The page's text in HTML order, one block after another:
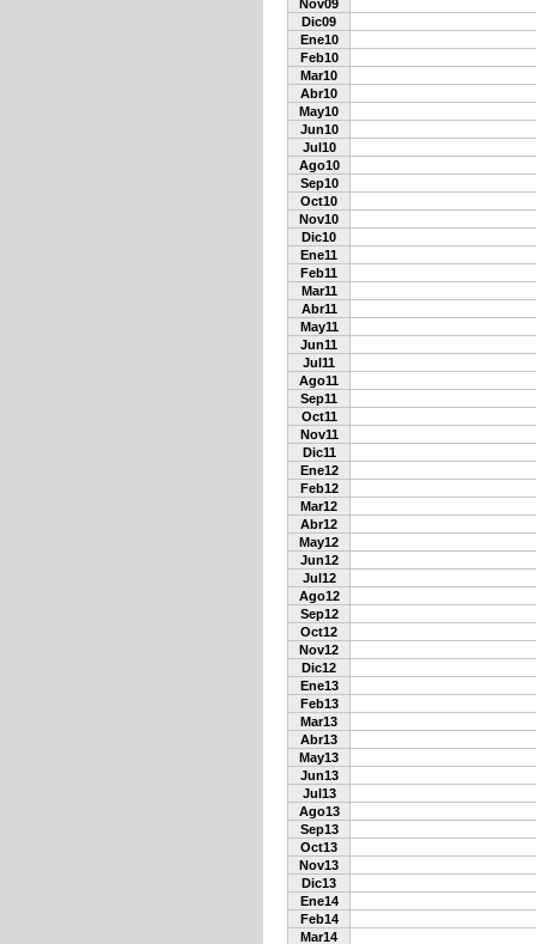
Nov09
Dic09
Ene10
Feb10
Mar10
Abr10
May10
Jun10
Jul10
Ago10
Sep10
Oct10
Nov10
Dic10
Ene11
Feb11
Mar11
Abr11
May11
Jun11
Jul11
Ago11
Sep11
Oct11
Nov11
Dic11
Ene12
Feb12
Mar12
Abr12
May12
Jun12
Jul12
Ago12
Sep12
Oct12
Nov12
Dic12
Ene13
Feb13
Mar13
Abr13
May13
Jun13
Jul13
Ago13
Sep13
Oct13
Nov13
Dic13
Ene14
Feb14
Mar14